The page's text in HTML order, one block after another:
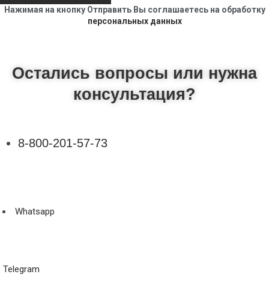
Нажимая на кнопку Отправить Вы соглашаетесь на обработку
персональных данных
Остались вопросы или нужна
консультация?
8-800-201-57-73
Whatsapp
Telegram